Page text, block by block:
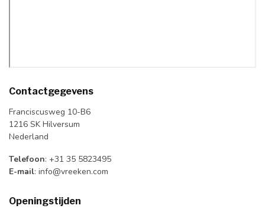
Contactgegevens
Franciscusweg 10-B6
1216 SK Hilversum
Nederland
Telefoon: +31 35 5823495
E-mail: info@vreeken.com
Openingstijden